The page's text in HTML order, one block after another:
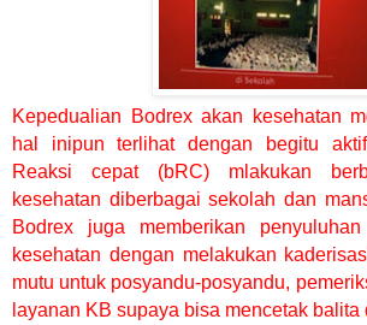
Kepedualian Bodrex akan kesehatan
hal inipun terlihat dengan begitu
Reaksi cepat (bRC) mlakukan
kesehatan diberbagai sekolah dan
Bodrex juga memberikan
kesehatan dengan melakukan
mutu untuk posyandu-posyandu,
layanan KB supaya bisa mencetak